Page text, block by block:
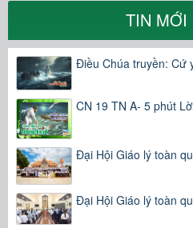
TIN MỚI
Điều Chúa truyền: Cứ
CN 19 TN A- 5 phút
Đại Hội Giáo lý toàn
Đại Hội Giáo lý toàn